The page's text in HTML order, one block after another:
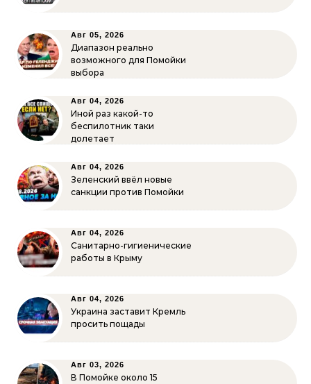
Авг 05, 2026
Диапазон реально
возможного для Помойки
выбора
Авг 04, 2026
Иной раз какой-то
беспилотник таки
долетает
Авг 04, 2026
Зеленский ввёл новые
санкции против Помойки
Авг 04, 2026
Санитарно-гигиенические
работы в Крыму
Авг 04, 2026
Украина заставит Кремль
просить пощады
Авг 03, 2026
В Помойке около 15